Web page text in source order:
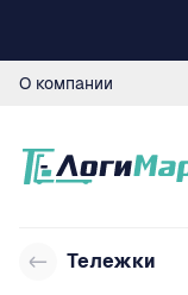
О компании
Тележки